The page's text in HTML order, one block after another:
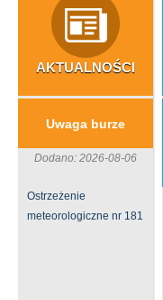
AKTUALNOŚCI
Uwaga burze
Dodano: 2026-08-06
Ostrzeżenie
meteorologiczne nr 181